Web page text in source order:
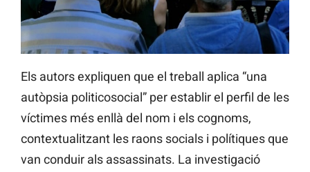
Els autors expliquen que el treball aplica “una
autòpsia politicosocial” per establir el perfil de les
víctimes més enllà del nom i els cognoms,
contextualitzant les raons socials i polítiques que
van conduir als assassinats. La investigació